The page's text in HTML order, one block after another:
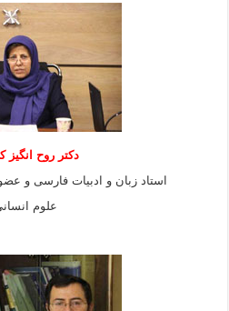
دکتر روح انگیز
استاد زبان و ادبیات فارسی و
علوم